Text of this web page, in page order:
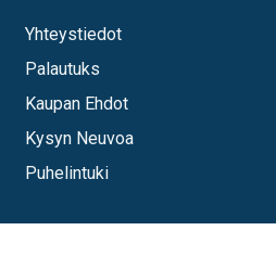
Yhteystiedot
Palautuks
Kaupan Ehdot
Kysyn Neuvoa
Puhelintuki